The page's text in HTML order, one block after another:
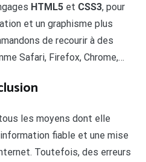
HTML5 et CSS3, pour
et un graphisme plus
de recourir à des
Safari, Firefox, Chrome,…
les moyens dont elle
fiable et une mise
Toutefois, des erreurs